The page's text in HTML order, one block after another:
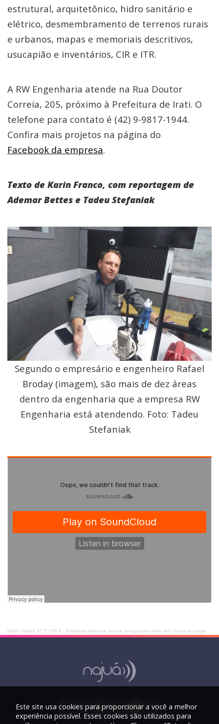
estrutural, arquitetônico, hidro sanitário e
elétrico, desmembramento de terrenos rurais
e urbanos, mapas e memoriais descritivos,
usucapião e inventários, CIR e ITR.
A RW Engenharia atende na Rua Doutor
Correia, 205, próximo à Prefeitura de Irati. O
telefone para contato é (42) 9-9817-1944.
Confira mais projetos na página do
Facebook da empresa.
Texto de Karin Franco, com reportagem de
Ademar Bettes e Tadeu Stefaniak
Segundo o empresário e engenheiro Rafael
Broday (imagem), são mais de dez áreas
dentro da engenharia que a empresa RW
Engenharia está atendendo. Foto: Tadeu
Stefaniak
Rádio Najuá 92,5 106,9 · Empresa iratiense presta serviços em mais dez áreas da engenharia
Este site usa cookies para proporcionar a você a melhor
experiência possível. Esses cookies são utilizados para